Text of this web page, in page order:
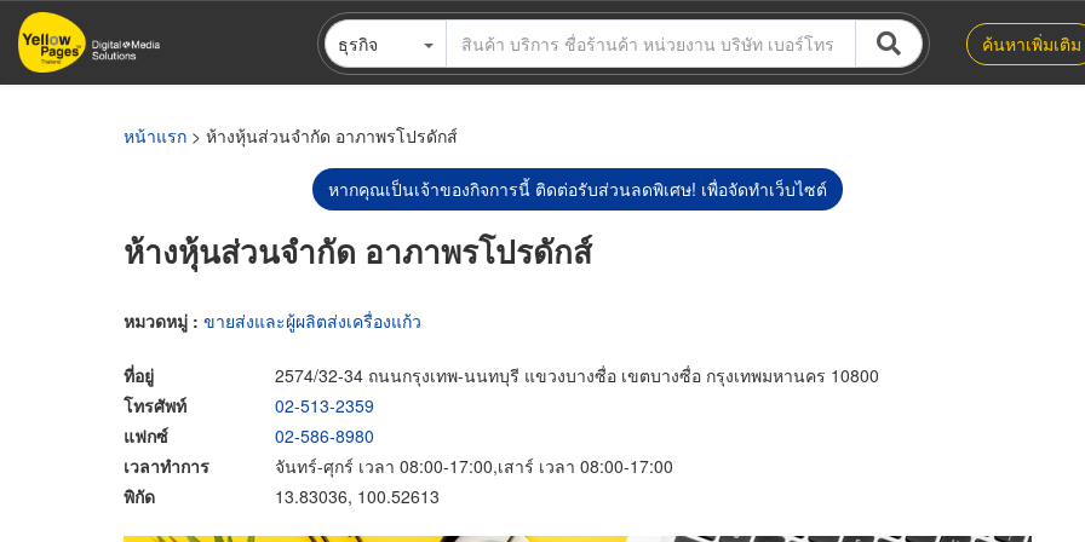
ข้าม
ไป
ธุรกิจ ค้นหาเพิ่มเติม
หน้าแรก > ห้างหุ้นส่วนจำกัด อาภาพรโปรดักส์
หากคุณเป็นเจ้าของกิจการนี้ ติดต่อรับส่วนลดพิเศษ! เพื่อจัดทำเว็บไซต์
ห้างหุ้นส่วนจำกัด อาภาพรโปรดักส์
หมวดหมู่ : ขายส่งและผู้ผลิตส่งเครื่องแก้ว
ที่อยู่
2574/32-34 ถนนกรุงเทพ-นนทบุรี แขวงบางซื่อ เขตบางซื่อ กรุงเทพมหานคร 10800
โทรศัพท์
02-513-2359
แฟกซ์
02-586-8980
เวลาทำการ
จันทร์-ศุกร์ เวลา 08:00-17:00,เสาร์ เวลา 08:00-17:00
พิกัด
13.83036, 100.52613